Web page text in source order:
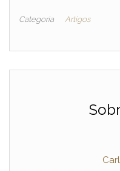
Categoria Artigos